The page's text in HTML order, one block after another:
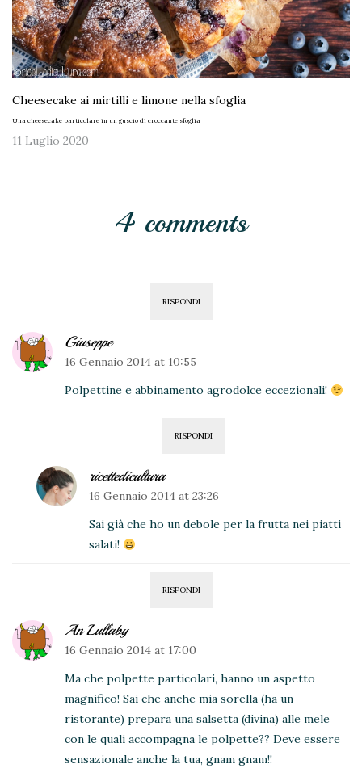
Cheesecake ai mirtilli e limone nella sfoglia
Una cheesecake particolare in un guscio di croccante sfoglia
11 Luglio 2020
4 comments
RISPONDI
Giuseppe
16 Gennaio 2014 at 10:55
Polpettine e abbinamento agrodolce eccezionali!
RISPONDI
ricettedicultura
16 Gennaio 2014 at 23:26
Sai già che ho un debole per la frutta nei piatti
salati!
RISPONDI
An Lullaby
16 Gennaio 2014 at 17:00
Ma che polpette particolari, hanno un aspetto
magnifico! Sai che anche mia sorella (ha un
ristorante) prepara una salsetta (divina) alle mele
con le quali accompagna le polpette?? Deve essere
sensazionale anche la tua, gnam gnam!!